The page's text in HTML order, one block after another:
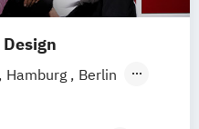
Hamburg
Berlin